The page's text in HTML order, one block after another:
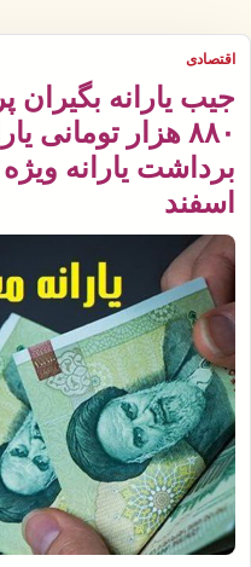
اقتصادی
جیب یارانه بگیران
۸۸۰ هزار تومانی
برداشت یارانه
اسفند